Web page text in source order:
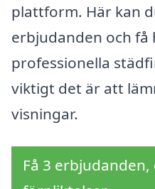
plattform. Här kan
erbjudanden och få
professionella
viktigt det är att
visningar.
Få 3